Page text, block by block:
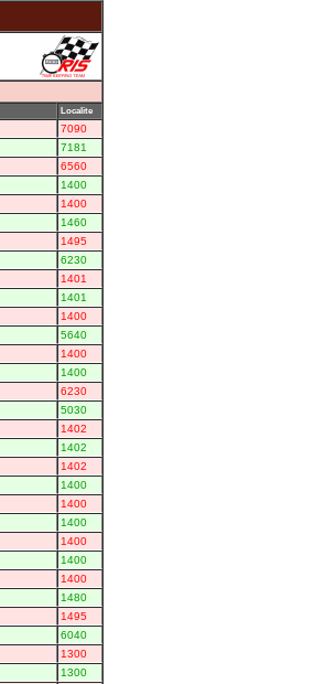
Localite
7090
7181
6560
1400
1400
1460
1495
6230
1401
1401
1400
5640
1400
1400
6230
5030
1402
1402
1402
1400
1400
1400
1400
1400
1400
1480
1495
6040
1300
1300